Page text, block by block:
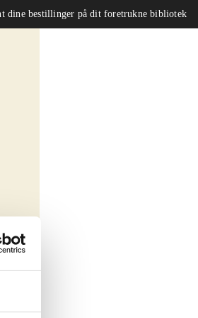
dine bestillinger på dit foretrukne bibliotek